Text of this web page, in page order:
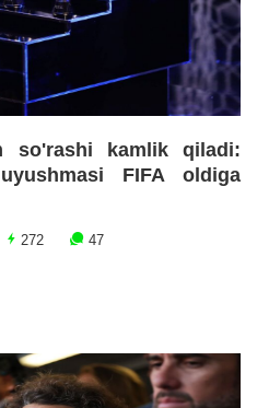
so'rashi kamlik qiladi:
FIFA oldiga
272 47